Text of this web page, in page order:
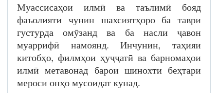
Муассисаҳои илмӣ ва таълимӣ бояд
фаъолияти чунин шахсиятҳоро ба таври
густурда омӯзанд ва ба насли ҷавон
муаррифӣ намоянд. Инчунин, таҳияи
китобҳо, филмҳои ҳуҷҷатӣ ва барномаҳои
илмӣ метавонад барои шинохти беҳтари
мероси онҳо мусоидат кунад.